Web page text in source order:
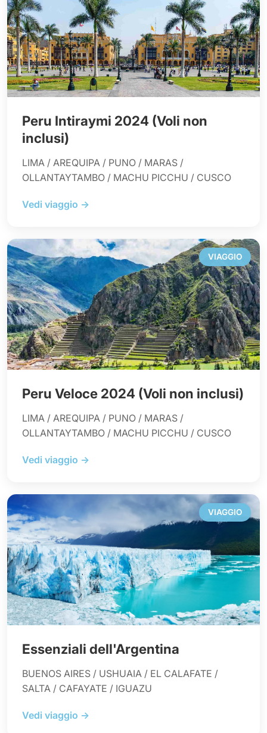
Peru Intiraymi 2024 (Voli non
inclusi)
LIMA / AREQUIPA / PUNO / MARAS /
OLLANTAYTAMBO / MACHU PICCHU / CUSCO
Vedi viaggio →
VIAGGIO
Peru Veloce 2024 (Voli non inclusi)
LIMA / AREQUIPA / PUNO / MARAS /
OLLANTAYTAMBO / MACHU PICCHU / CUSCO
Vedi viaggio →
VIAGGIO
Essenziali dell'Argentina
BUENOS AIRES / USHUAIA / EL CALAFATE /
SALTA / CAFAYATE / IGUAZU
Vedi viaggio →